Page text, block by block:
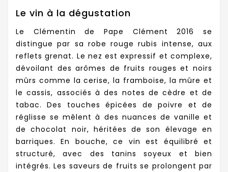
Le vin à la dégustation
Le Clémentin de Pape Clément 2016 se
distingue par sa robe rouge rubis intense, aux
reflets grenat. Le nez est expressif et complexe,
dévoilant des arômes de fruits rouges et noirs
mûrs comme la cerise, la framboise, la mûre et
le cassis, associés à des notes de cèdre et de
tabac. Des touches épicées de poivre et de
réglisse se mêlent à des nuances de vanille et
de chocolat noir, héritées de son élevage en
barriques. En bouche, ce vin est équilibré et
structuré, avec des tanins soyeux et bien
intégrés. Les saveurs de fruits se prolongent par